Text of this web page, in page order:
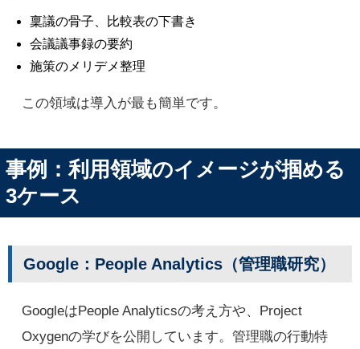
稟議の骨子、比較表の下書き
会議議事録の要約
施策のメリデメ整理
この領域は導入が最も簡単です。
事例：利用領域のイメージが掴める
3ケース
Google：People Analytics（管理職研究）
GoogleはPeople Analyticsの考え方や、Project
Oxygenの学びを公開しています。管理職の行動特